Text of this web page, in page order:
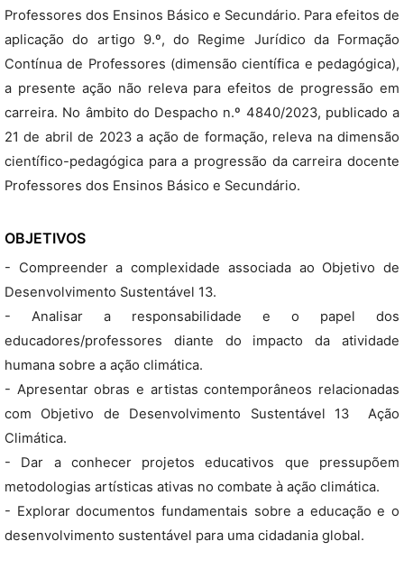
Professores dos Ensinos Básico e Secundário. Para efeitos de
aplicação do artigo 9.º, do Regime Jurídico da Formação
Contínua de Professores (dimensão científica e pedagógica),
a presente ação não releva para efeitos de progressão em
carreira. No âmbito do Despacho n.º 4840/2023, publicado a
21 de abril de 2023 a ação de formação, releva na dimensão
científico-pedagógica para a progressão da carreira docente
Professores dos Ensinos Básico e Secundário.
OBJETIVOS
- Compreender a complexidade associada ao Objetivo de
Desenvolvimento Sustentável 13.
- Analisar a responsabilidade e o papel dos
educadores/professores diante do impacto da atividade
humana sobre a ação climática.
- Apresentar obras e artistas contemporâneos relacionadas
com Objetivo de Desenvolvimento Sustentável 13  Ação
Climática.
- Dar a conhecer projetos educativos que pressupõem
metodologias artísticas ativas no combate à ação climática.
- Explorar documentos fundamentais sobre a educação e o
desenvolvimento sustentável para uma cidadania global.